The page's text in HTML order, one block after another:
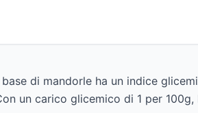
di mandorle ha un indice
un carico glicemico di 1 per